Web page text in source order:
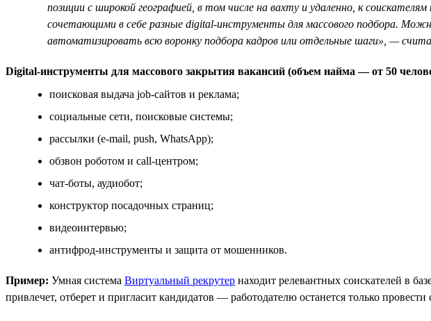
позиции с широкой географией, в том числе на вахту и удаленно, к
сочетающими в себе разные digital-инструменты для массового подбора.
автоматизировать всю воронку подбора кадров или отдельные шаги», —
Digital-инструменты для массового закрытия вакансий (объем найма — от 50
поисковая выдача job-сайтов и реклама;
социальные сети, поисковые системы;
рассылки (e-mail, push, WhatsApp);
обзвон роботом и call-центром;
чат-боты, аудиобот;
конструктор посадочных страниц;
видеоинтервью;
антифрод-инструменты и защита от мошенников.
Пример: Умная система Виртуальный рекрутер находит релевантных соискателей в
привлечет, отберет и пригласит кандидатов — работодателю останется только